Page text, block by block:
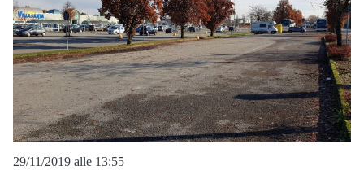
29/11/2019 alle 13:55